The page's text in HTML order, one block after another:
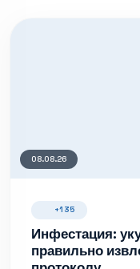
08.08.26
+135
Инфестация:
правильно